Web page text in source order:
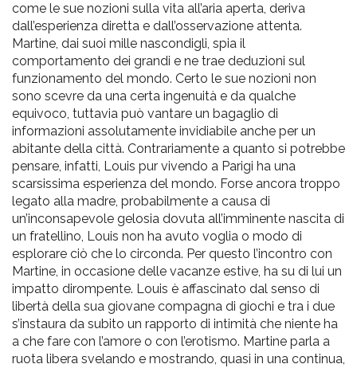
come le sue nozioni sulla vita all’aria aperta, deriva
dall’esperienza diretta e dall’osservazione attenta.
Martine, dai suoi mille nascondigli, spia il
comportamento dei grandi e ne trae deduzioni sul
funzionamento del mondo. Certo le sue nozioni non
sono scevre da una certa ingenuità e da qualche
equivoco, tuttavia può vantare un bagaglio di
informazioni assolutamente invidiabile anche per un
abitante della città. Contrariamente a quanto si potrebbe
pensare, infatti, Louis pur vivendo a Parigi ha una
scarsissima esperienza del mondo. Forse ancora troppo
legato alla madre, probabilmente a causa di
un’inconsapevole gelosia dovuta all’imminente nascita di
un fratellino, Louis non ha avuto voglia o modo di
esplorare ciò che lo circonda. Per questo l’incontro con
Martine, in occasione delle vacanze estive, ha su di lui un
impatto dirompente. Louis è affascinato dal senso di
libertà della sua giovane compagna di giochi e tra i due
s’instaura da subito un rapporto di intimità che niente ha
a che fare con l’amore o con l’erotismo. Martine parla a
ruota libera svelando e mostrando, quasi in una continua,